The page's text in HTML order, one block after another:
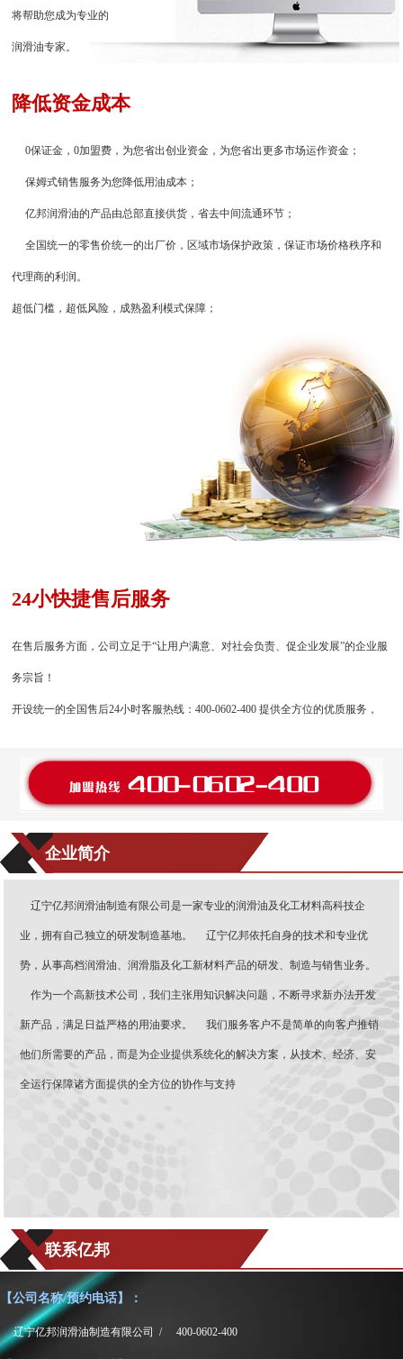
将帮助您成为专业的
润滑油专家。
降低资金成本
0保证金，0加盟费，为您省出创业资金，为您省出更多市场运作资金；
保姆式销售服务为您降低用油成本；
亿邦润滑油的产品由总部直接供货，省去中间流通环节；
全国统一的零售价统一的出厂价，区域市场保护政策，保证市场价格秩序和
代理商的利润。
超低门槛，超低风险，成熟盈利模式保障；
24小快捷售后服务
在售后服务方面，公司立足于“让用户满意、对社会负责、促企业发展”的企业服
务宗旨！
开设统一的全国售后24小时客服热线：400-0602-400 提供全方位的优质服务，
企业简介
辽宁亿邦润滑油制造有限公司是一家专业的润滑油及化工材料高科技企
业，拥有自己独立的研发制造基地。 辽宁亿邦依托自身的技术和专业优
势，从事高档润滑油、润滑脂及化工新材料产品的研发、制造与销售业务。
作为一个高新技术公司，我们主张用知识解决问题，不断寻求新办法开发
新产品，满足日益严格的用油要求。 我们服务客户不是简单的向客户推销
他们所需要的产品，而是为企业提供系统化的解决方案，从技术、经济、安
全运行保障诸方面提供的全方位的协作与支持
联系亿邦
【公司名称/预约电话】：
辽宁亿邦润滑油制造有限公司 / 400-0602-400